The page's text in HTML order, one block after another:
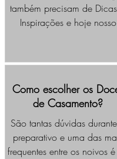
também precisam de
Inspirações e hoje nosso
os Noivos que querem
Como escolher os
de Casamento?
São tantas dúvidas
preparativo e uma das
frequentes entre os noivos